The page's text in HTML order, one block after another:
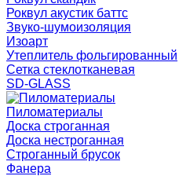
Роквул акустик баттс
Звуко-шумоизоляция
Изоарт
Утеплитель фольгированный
Сетка стеклотканевая
SD-GLASS
Пиломатериалы
Доска строганная
Доска нестроганная
Строганный брусок
Фанера